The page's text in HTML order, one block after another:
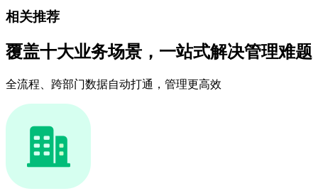
相关推荐
覆盖十大业务场景，一站式解决管理难题
全流程、跨部门数据自动打通，管理更高效